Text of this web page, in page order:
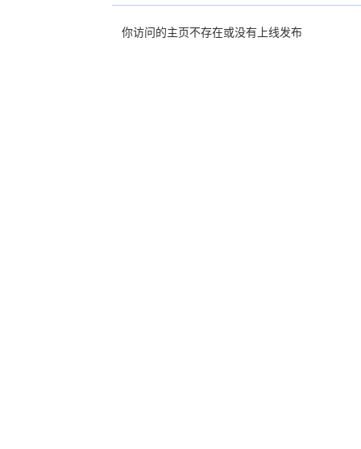
你访问的主页不存在或没有上线发布